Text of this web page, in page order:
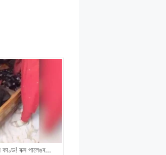
কাণ্ড! বক্স পালেঙৰ…